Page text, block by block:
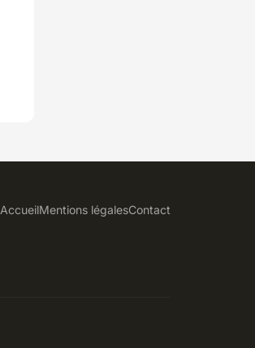
AccueilMentions légalesContact